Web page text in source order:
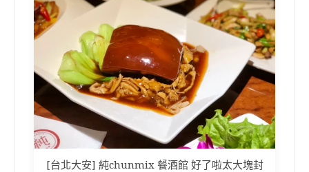
[台北大安] 純chunmix 餐酒館 好了啦太大塊封